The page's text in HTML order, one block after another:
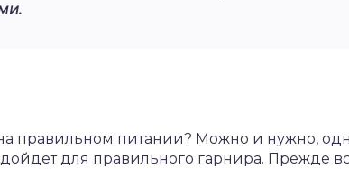
правильном питании? Можно и нужно,
для правильного гарнира. Прежде